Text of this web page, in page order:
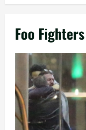
Foo Fighters